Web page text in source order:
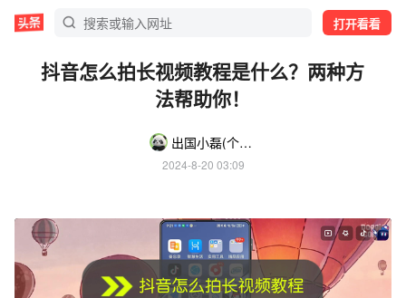
打开看看
抖音怎么拍长视频教程是什么？两种方
法帮助你！
出国小磊(个人号)
2024-8-20 03:09